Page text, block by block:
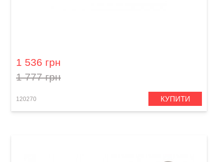
1 536 грн
1 777 грн
120270 КУПИТИ